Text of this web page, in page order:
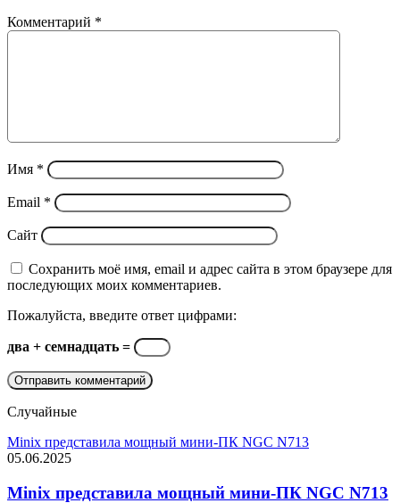
Комментарий *
Имя *
Email *
Сайт
Сохранить моё имя, email и адрес сайта в этом браузере для
последующих моих комментариев.
Пожалуйста, введите ответ цифрами:
два + семнадцать =
Случайные
Minix представила мощный мини-ПК NGC N713
05.06.2025
Minix представила мощный мини-ПК NGC N713